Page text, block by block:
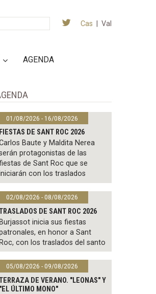
Cas Val
AGENDA
01/08/2026 - 16/08/2026
FIESTAS DE SANT ROC 2026
Baute y Maldita Nerea
protagonistas de las
de Sant Roc que se
con los traslados
02/08/2026 - 08/08/2026
DE SANT ROC 2026
Burjassot inicia sus fiestas
en honor a Sant
Roc, con los traslados del santo
05/08/2026 - 09/08/2026
DE VERANO. "LEONAS" Y
"EL ÚLTIMO MONO"